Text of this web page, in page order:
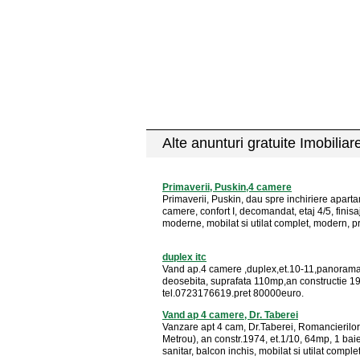
Alte anunturi gratuite
Primaverii, Puskin,4 camere
Primaverii, Puskin, dau spre inchiriere
camere, confort I, decomandat, etaj 4/5,
moderne, mobilat si utilat complet, modern,
duplex itc
Vand ap.4 camere ,duplex,et.10-
deosebita, suprafata 110mp,an constructie
tel.0723176619.pret 80000euro.
Vand ap 4 camere, Dr. Taberei
Vanzare apt 4 cam, Dr.Taberei,
Metrou), an constr.1974, et.1/10, 64mp, 1
sanitar, balcon inchis, mobilat si utilat